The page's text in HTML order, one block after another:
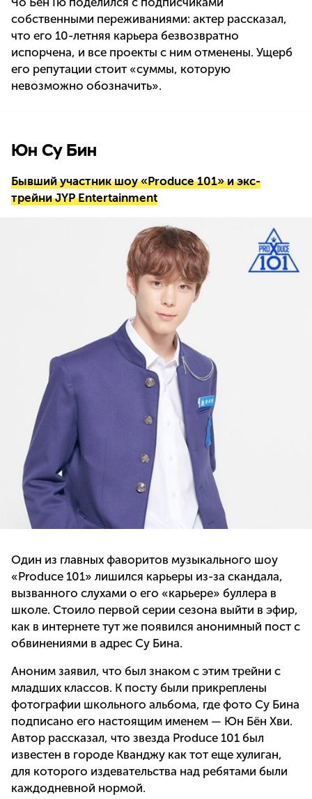
собственными переживаниями: актер рассказал,
что его 10-летняя карьера безвозвратно
испорчена, и все проекты с ним отменены. Ущерб
его репутации стоит «суммы, которую
невозможно обозначить».
Юн Су Бин
Бывший участник шоу «Produce 101» и экс-
трейни JYP Entertainment
Один из главных фаворитов музыкального шоу
«Produce 101» лишился карьеры из-за скандала,
вызванного слухами о его «карьере» буллера в
школе. Стоило первой серии сезона выйти в эфир,
как в интернете тут же появился анонимный пост с
обвинениями в адрес Су Бина.
Аноним заявил, что был знаком с этим трейни с
младших классов. К посту были прикреплены
фотографии школьного альбома, где фото Су Бина
подписано его настоящим именем — Юн Бён Хви.
Автор рассказал, что звезда Produce 101 был
известен в городе Кванджу как тот еще хулиган,
для которого издевательства над ребятами были
каждодневной нормой.